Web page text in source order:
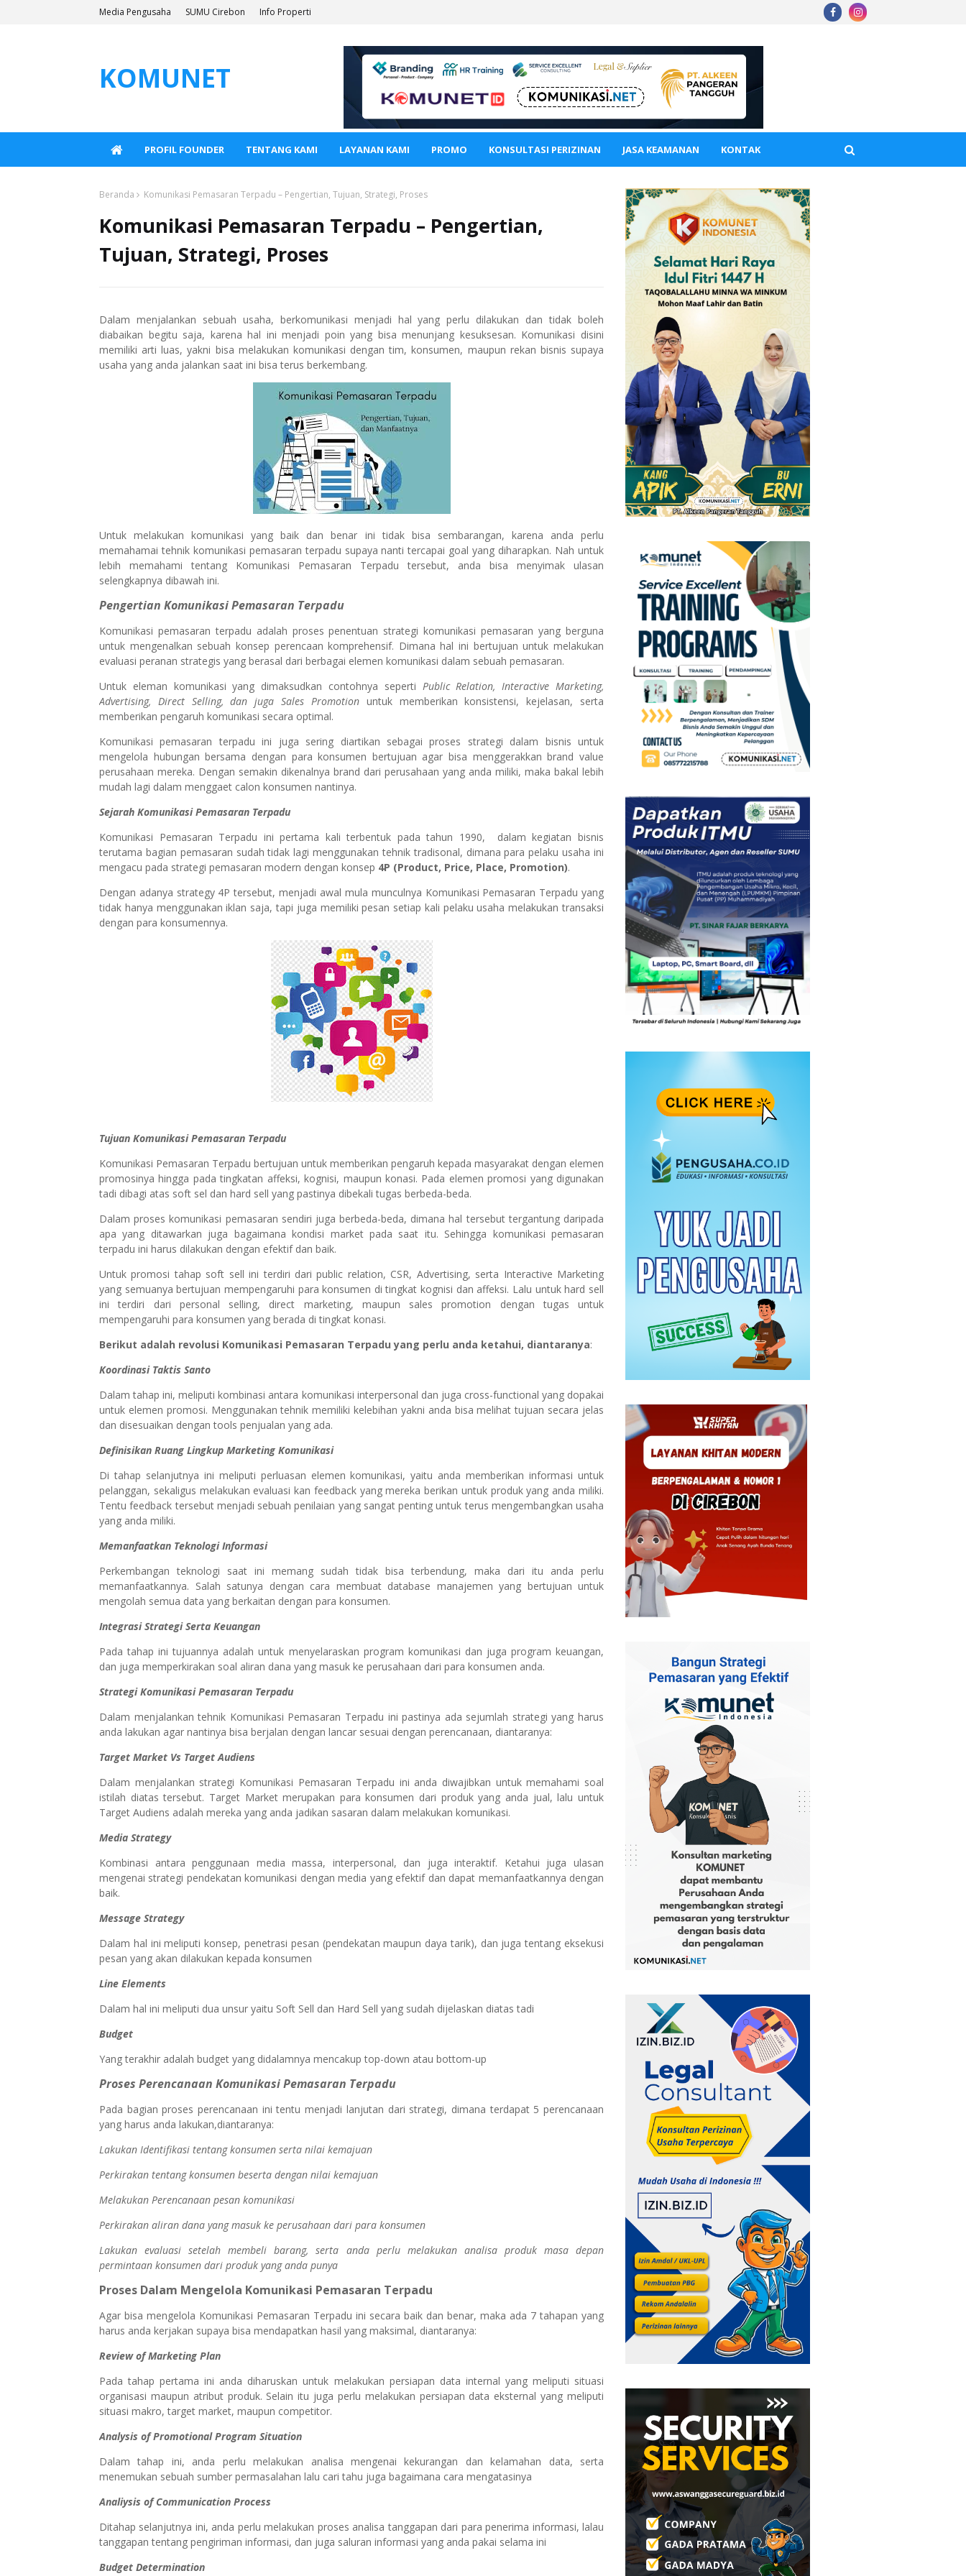
Media Pengusaha SUMU Cirebon Info Properti
KOMUNET
PROFIL FOUNDER TENTANG KAMI LAYANAN KAMI PROMO KONSULTASI PERIZINAN JASA KEAMANAN KONTAK
Beranda Komunikasi Pemasaran Terpadu – Pengertian, Tujuan, Strategi, Proses
Komunikasi Pemasaran Terpadu – Pengertian,
Tujuan, Strategi, Proses
Dalam menjalankan sebuah usaha, berkomunikasi menjadi hal yang perlu dilakukan dan tidak boleh
diabaikan begitu saja, karena hal ini menjadi poin yang bisa menunjang kesuksesan. Komunikasi disini
memiliki arti luas, yakni bisa melakukan komunikasi dengan tim, konsumen, maupun rekan bisnis supaya
usaha yang anda jalankan saat ini bisa terus berkembang.
Untuk melakukan komunikasi yang baik dan benar ini tidak bisa sembarangan, karena anda perlu
memahamai tehnik komunikasi pemasaran terpadu supaya nanti tercapai goal yang diharapkan. Nah untuk
lebih memahami tentang Komunikasi Pemasaran Terpadu tersebut, anda bisa menyimak ulasan
selengkapnya dibawah ini.
Pengertian Komunikasi Pemasaran Terpadu
Komunikasi pemasaran terpadu adalah proses penentuan strategi komunikasi pemasaran yang berguna
untuk mengenalkan sebuah konsep perencaan komprehensif. Dimana hal ini bertujuan untuk melakukan
evaluasi peranan strategis yang berasal dari berbagai elemen komunikasi dalam sebuah pemasaran.
Untuk eleman komunikasi yang dimaksudkan contohnya seperti Public Relation, Interactive Marketing,
Advertising, Direct Selling, dan juga Sales Promotionuntuk memberikan konsistensi, kejelasan, serta
memberikan pengaruh komunikasi secara optimal.
Komunikasi pemasaran terpadu ini juga sering diartikan sebagai proses strategi dalam bisnis untuk
mengelola hubungan bersama dengan para konsumen bertujuan agar bisa menggerakkan brand value
perusahaan mereka. Dengan semakin dikenalnya brand dari perusahaan yang anda miliki, maka bakal lebih
mudah lagi dalam menggaet calon konsumen nantinya.
Sejarah Komunikasi Pemasaran Terpadu
Komunikasi Pemasaran Terpadu ini pertama kali terbentuk pada tahun 1990, dalam kegiatan bisnis
terutama bagian pemasaran sudah tidak lagi menggunakan tehnik tradisonal, dimana para pelaku usaha ini
mengacu pada strategi pemasaran modern dengan konsep 4P (Product, Price, Place, Promotion).
Dengan adanya strategy 4P tersebut, menjadi awal mula munculnya Komunikasi Pemasaran Terpadu yang
tidak hanya menggunakan iklan saja, tapi juga memiliki pesan setiap kali pelaku usaha melakukan transaksi
dengan para konsumennya.
Tujuan Komunikasi Pemasaran Terpadu
Komunikasi Pemasaran Terpadu bertujuan untuk memberikan pengaruh kepada masyarakat dengan elemen
promosinya hingga pada tingkatan affeksi, kognisi, maupun konasi. Pada elemen promosi yang digunakan
tadi dibagi atas soft sel dan hard sell yang pastinya dibekali tugas berbeda-beda.
Dalam proses komunikasi pemasaran sendiri juga berbeda-beda, dimana hal tersebut tergantung daripada
apa yang ditawarkan juga bagaimana kondisi market pada saat itu. Sehingga komunikasi pemasaran
terpadu ini harus dilakukan dengan efektif dan baik.
Untuk promosi tahap soft sell ini terdiri dari public relation, CSR, Advertising, serta Interactive Marketing
yang semuanya bertujuan mempengaruhi para konsumen di tingkat kognisi dan affeksi. Lalu untuk hard sell
ini terdiri dari personal selling, direct marketing, maupun sales promotion dengan tugas untuk
mempengaruhi para konsumen yang berada di tingkat konasi.
Berikut adalah revolusi Komunikasi Pemasaran Terpadu yang perlu anda ketahui, diantaranya:
Koordinasi Taktis Santo
Dalam tahap ini, meliputi kombinasi antara komunikasi interpersonal dan juga cross-functional yang dopakai
untuk elemen promosi. Menggunakan tehnik memiliki kelebihan yakni anda bisa melihat tujuan secara jelas
dan disesuaikan dengan tools penjualan yang ada.
Definisikan Ruang Lingkup Marketing Komunikasi
Di tahap selanjutnya ini meliputi perluasan elemen komunikasi, yaitu anda memberikan informasi untuk
pelanggan, sekaligus melakukan evaluasi kan feedback yang mereka berikan untuk produk yang anda miliki.
Tentu feedback tersebut menjadi sebuah penilaian yang sangat penting untuk terus mengembangkan usaha
yang anda miliki.
Memanfaatkan Teknologi Informasi
Perkembangan teknologi saat ini memang sudah tidak bisa terbendung, maka dari itu anda perlu
memanfaatkannya. Salah satunya dengan cara membuat database manajemen yang bertujuan untuk
mengolah semua data yang berkaitan dengan para konsumen.
Integrasi Strategi Serta Keuangan
Pada tahap ini tujuannya adalah untuk menyelaraskan program komunikasi dan juga program keuangan,
dan juga memperkirakan soal aliran dana yang masuk ke perusahaan dari para konsumen anda.
Strategi Komunikasi Pemasaran Terpadu
Dalam menjalankan tehnik Komunikasi Pemasaran Terpadu ini pastinya ada sejumlah strategi yang harus
anda lakukan agar nantinya bisa berjalan dengan lancar sesuai dengan perencanaan, diantaranya:
Target Market Vs Target Audiens
Dalam menjalankan strategi Komunikasi Pemasaran Terpadu ini anda diwajibkan untuk memahami soal
istilah diatas tersebut. Target Market merupakan para konsumen dari produk yang anda jual, lalu untuk
Target Audiens adalah mereka yang anda jadikan sasaran dalam melakukan komunikasi.
Media Strategy
Kombinasi antara penggunaan media massa, interpersonal, dan juga interaktif. Ketahui juga ulasan
mengenai strategi pendekatan komunikasi dengan media yang efektif dan dapat memanfaatkannya dengan
baik.
Message Strategy
Dalam hal ini meliputi konsep, penetrasi pesan (pendekatan maupun daya tarik), dan juga tentang eksekusi
pesan yang akan dilakukan kepada konsumen
Line Elements
Dalam hal ini meliputi dua unsur yaitu Soft Sell dan Hard Sell yang sudah dijelaskan diatas tadi
Budget
Yang terakhir adalah budget yang didalamnya mencakup top-down atau bottom-up
Proses Perencanaan Komunikasi Pemasaran Terpadu
Pada bagian proses perencanaan ini tentu menjadi lanjutan dari strategi, dimana terdapat 5 perencanaan
yang harus anda lakukan,diantaranya:
Lakukan Identifikasi tentang konsumen serta nilai kemajuan
Perkirakan tentang konsumen beserta dengan nilai kemajuan
Melakukan Perencanaan pesan komunikasi
Perkirakan aliran dana yang masuk ke perusahaan dari para konsumen
Lakukan evaluasi setelah membeli barang, serta anda perlu melakukan analisa produk masa depan
permintaan konsumen dari produk yang anda punya
Proses Dalam Mengelola Komunikasi Pemasaran Terpadu
Agar bisa mengelola Komunikasi Pemasaran Terpadu ini secara baik dan benar, maka ada 7 tahapan yang
harus anda kerjakan supaya bisa mendapatkan hasil yang maksimal, diantaranya:
Review of Marketing Plan
Pada tahap pertama ini anda diharuskan untuk melakukan persiapan data internal yang meliputi situasi
organisasi maupun atribut produk. Selain itu juga perlu melakukan persiapan data eksternal yang meliputi
situasi makro, target market, maupun competitor.
Analysis of Promotional Program Situation
Dalam tahap ini, anda perlu melakukan analisa mengenai kekurangan dan kelamahan data, serta
menemukan sebuah sumber permasalahan lalu cari tahu juga bagaimana cara mengatasinya
Analiysis of Communication Process
Ditahap selanjutnya ini, anda perlu melakukan proses analisa tanggapan dari para penerima informasi, lalau
tanggapan tentang pengiriman informasi, dan juga saluran informasi yang anda pakai selama ini
Budget Determination